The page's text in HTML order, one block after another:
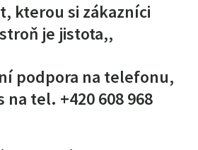
kterou si zákazníci
je jistota,,
podpora na telefonu,
na tel. +420 608 968